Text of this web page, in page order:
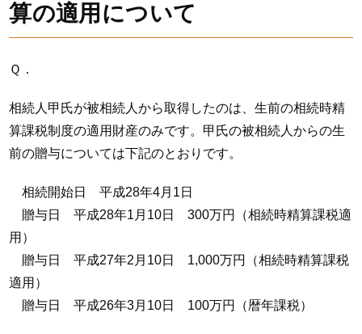
算の適用について
Ｑ．
相続人甲氏が被相続人から取得したのは、生前の相続時精
算課税制度の適用財産のみです。甲氏の被相続人からの生
前の贈与については下記のとおりです。
相続開始日 平成28年4月1日
贈与日 平成28年1月10日 300万円（相続時精算課税適
用）
贈与日 平成27年2月10日 1,000万円（相続時精算課税
適用）
贈与日 平成26年3月10日 100万円（暦年課税）